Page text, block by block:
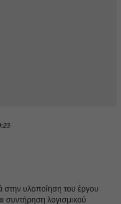
υλοποίηση του έργου
συντήρηση λογισμικού